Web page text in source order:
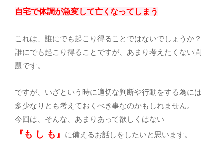
自宅で体調が急変して亡くなってしまう
これは、誰にでも起こり得ることではないでしょうか？
誰にでも起こり得ることですが、あまり考えたくない問
題です。
ですが、いざという時に適切な判断や行動をする為には
多少なりとも考えておくべき事なのかもしれません。
今回は、そんな、あまりあって欲しくはない
『も し も』 に備えるお話しをしたいと思います。